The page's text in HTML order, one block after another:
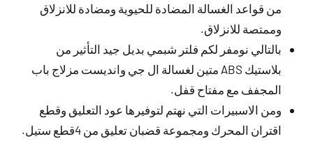
من قواعد الغسالة المضادة للحيوية ومضادة للانزلاق
وممتصة للانزلاق.
بالتالي نومفر لكم فلتر شبمي بديل جيد التأثير من
بلاستيك ABS متين لغسالة ال جي وانديست مزلاج باب
المجفف مع مفتاح قفل.
ومن الاسبيرات التي نهتم لتوفيرها عود التعليق وقطع
اقتران المحرك ومجموعة قضبان تعليق من 4قطع ستيل.